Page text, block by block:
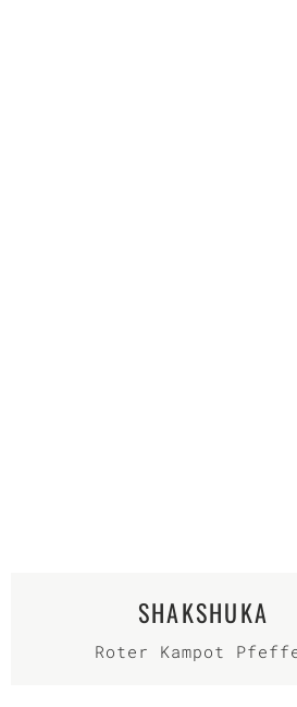
SHAKSHUKA
Roter Kampot